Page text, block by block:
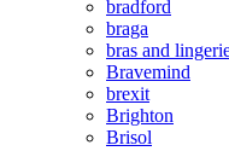
bradford
braga
bras and
Bravemind
brexit
Brighton
Brisol